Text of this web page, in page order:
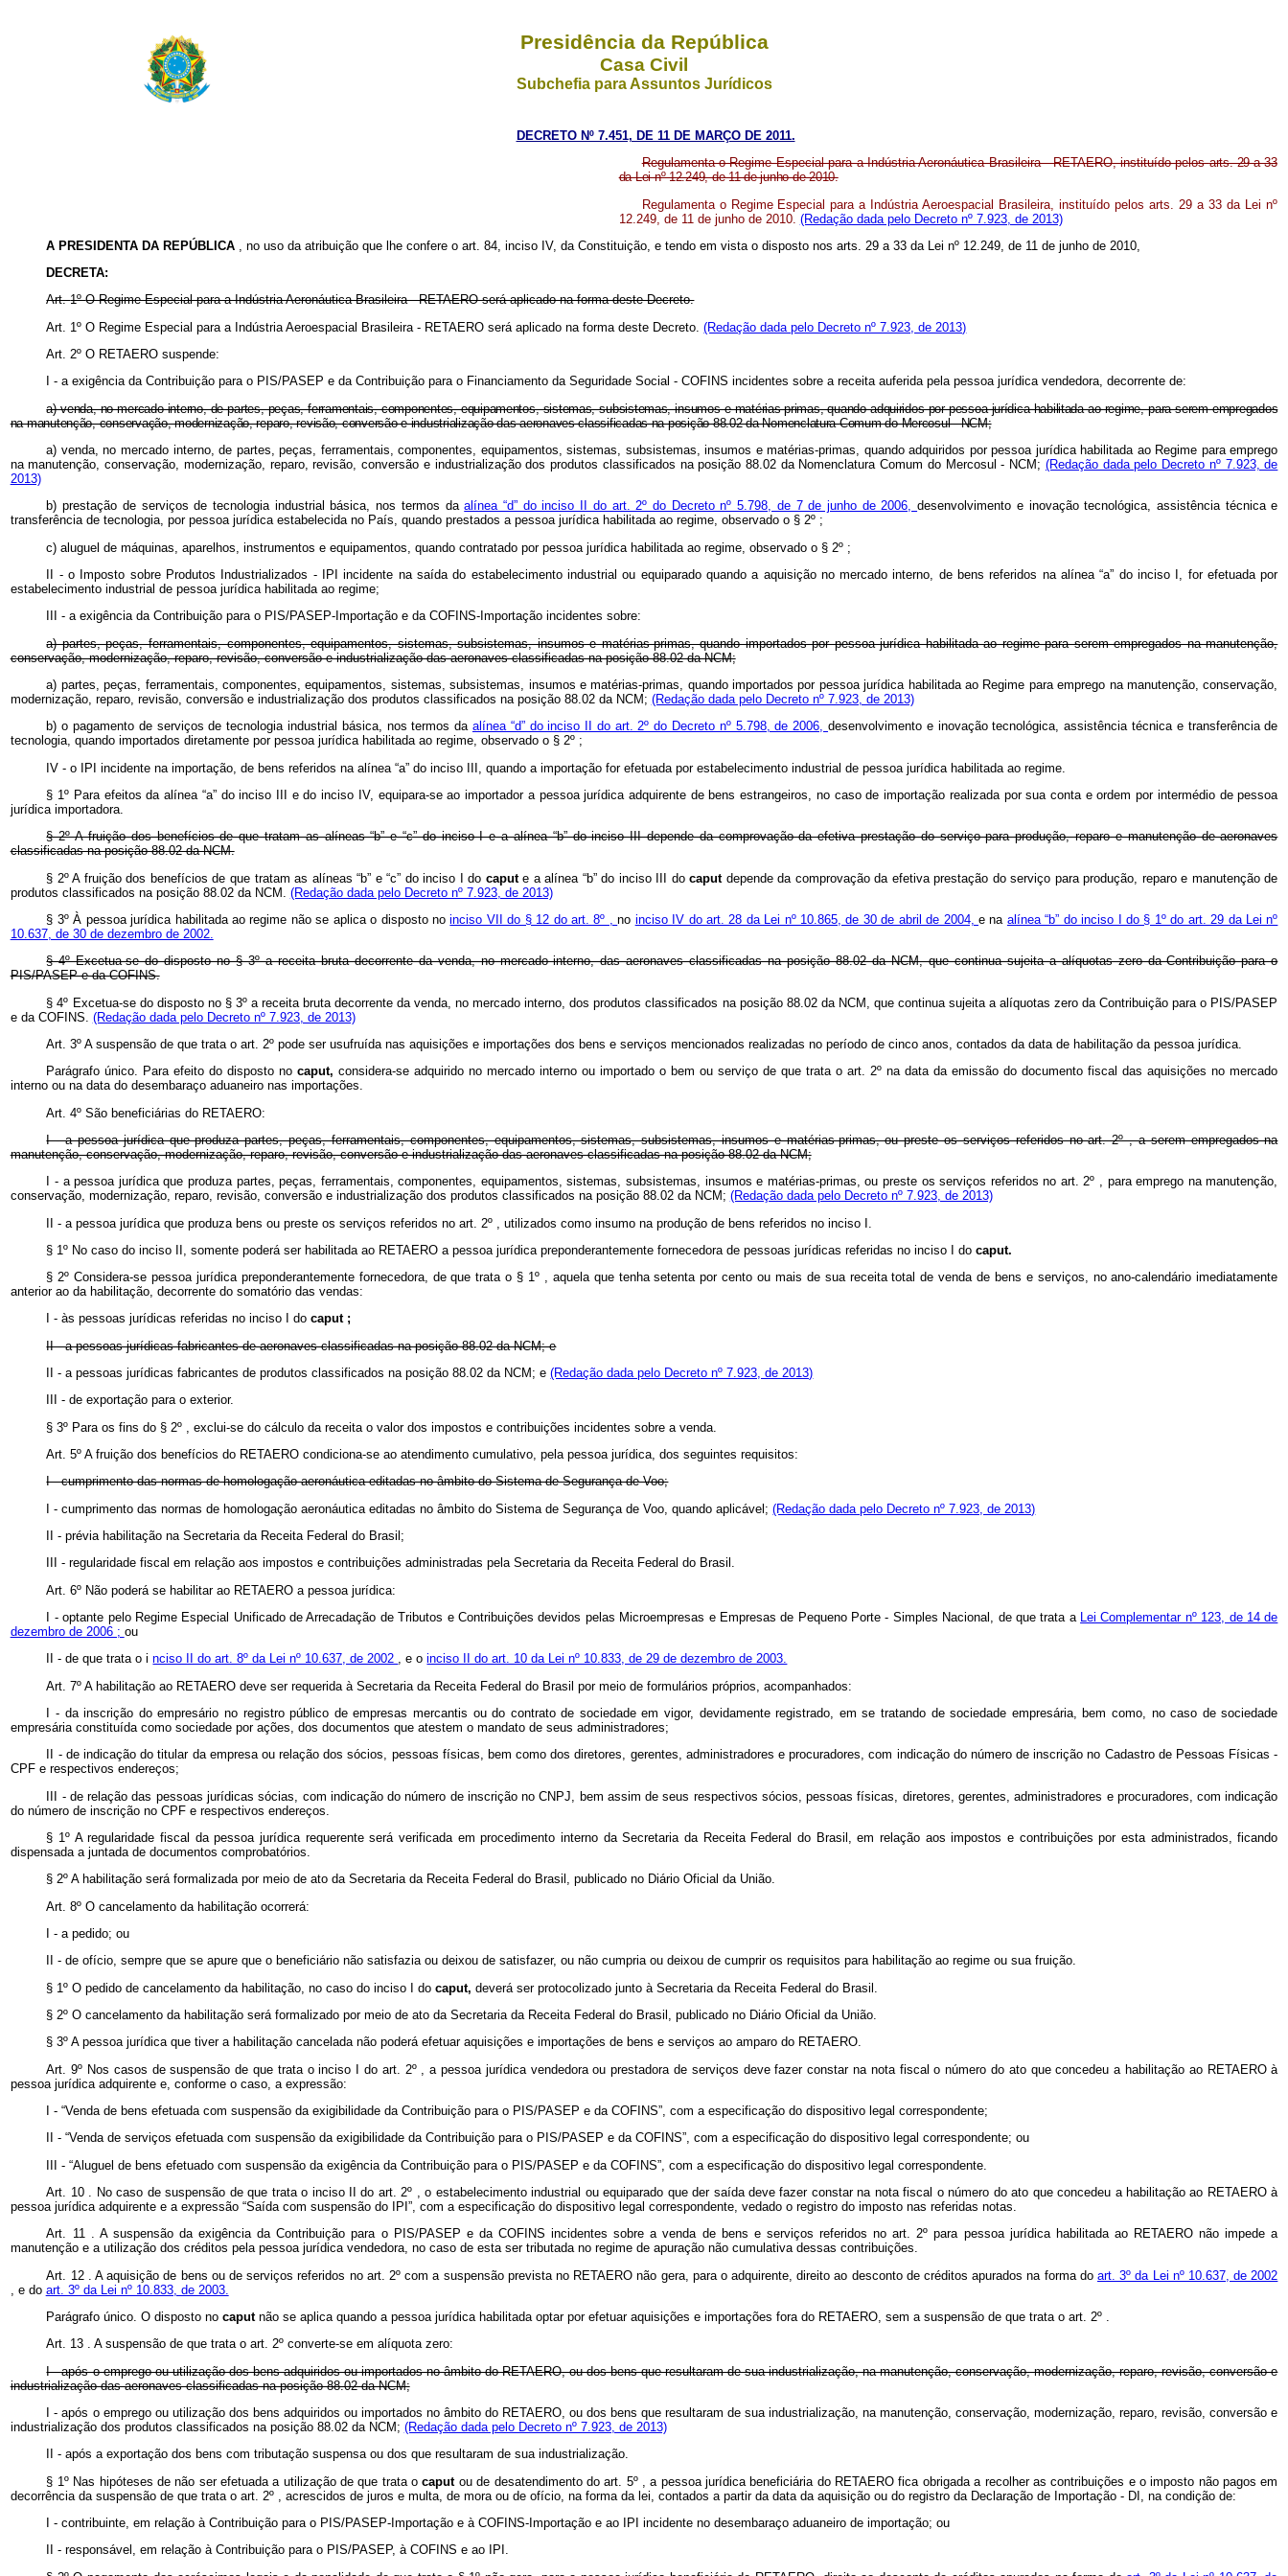
Presidência da República
Casa Civil
Subchefia para Assuntos Jurídicos
DECRETO Nº 7.451, DE 11 DE MARÇO DE 2011.
Regulamenta o Regime Especial para a Indústria Aeronáutica Brasileira - RETAERO, instituído pelosarts. 29 a 33
da Lei nº 12.249, de 11 de junho de 2010.
Regulamenta o Regime Especial para a Indústria Aeroespacial Brasileira, instituído pelos arts. 29 a 33 da Lei nº
12.249, de 11 de junho de 2010. (Redação dada pelo Decreto nº 7.923, de 2013)
A PRESIDENTA DA REPÚBLICA
, no uso da atribuição que lhe confere o art. 84, inciso IV, da Constituição, e tendo em vista o disposto nos arts. 29 a 33 da Lei nº 12.249, de 11 de junho de 2010,
DECRETA:
Art.1ºO Regime Especial para a Indústria Aeronáutica Brasileira - RETAERO será aplicado na forma deste Decreto.
Art. 1º O Regime Especial para a Indústria Aeroespacial Brasileira - RETAERO será aplicado na forma deste Decreto.(Redação dada pelo Decreto nº 7.923, de 2013)
Art. 2ºO RETAERO suspende:
I - a exigência da Contribuição para o PIS/PASEP e da Contribuição para o Financiamento da Seguridade Social - COFINS incidentes sobre a receita auferida pela pessoa jurídica vendedora, decorrente de:
a) venda, no mercado interno, de partes, peças, ferramentais, componentes, equipamentos, sistemas, subsistemas, insumos e matérias-primas, quando adquiridos por pessoa jurídica habilitada ao regime, para serem empregados
na manutenção, conservação, modernização, reparo, revisão, conversão e industrialização das aeronaves classificadas na posição 88.02 da Nomenclatura Comum do Mercosul - NCM;
a) venda, no mercado interno, de partes, peças, ferramentais, componentes, equipamentos, sistemas, subsistemas, insumos e matérias-primas, quando adquiridos por pessoa jurídica habilitada ao Regime para emprego
na manutenção, conservação, modernização, reparo, revisão, conversão e industrialização dos produtos classificados na posição 88.02 da Nomenclatura Comum do Mercosul - NCM; (Redação dada pelo Decreto nº 7.923, de
2013)
b) prestação de serviços de tecnologia industrial básica, nos termos daalínea “d” do inciso II do art. 2º do Decreto nº 5.798, de 7 de junho de 2006,desenvolvimento e inovação tecnológica, assistência técnica e
transferência de tecnologia, por pessoa jurídica estabelecida no País, quando prestados a pessoa jurídica habilitada ao regime, observado o § 2º ;
c) aluguel de máquinas, aparelhos, instrumentos e equipamentos, quando contratado por pessoa jurídica habilitada ao regime, observado o § 2º ;
II - o Imposto sobre Produtos Industrializados - IPI incidente na saída do estabelecimento industrial ou equiparado quando a aquisição no mercado interno, de bens referidos na alínea “a” do inciso I, for efetuada por
estabelecimento industrial de pessoa jurídica habilitada ao regime;
III - a exigência da Contribuição para o PIS/PASEP-Importação e da COFINS-Importação incidentes sobre:
a) partes, peças, ferramentais, componentes, equipamentos, sistemas, subsistemas, insumos e matérias-primas, quando importados por pessoa jurídica habilitada ao regime para serem empregados na manutenção,
conservação, modernização, reparo, revisão, conversão e industrialização das aeronaves classificadas na posição 88.02 da NCM;
a) partes, peças, ferramentais, componentes, equipamentos, sistemas, subsistemas, insumos e matérias-primas, quando importados por pessoa jurídica habilitada ao Regime para emprego na manutenção, conservação,
modernização, reparo, revisão, conversão e industrialização dos produtos classificados na posição 88.02 da NCM; (Redação dada pelo Decreto nº 7.923, de 2013)
b) o pagamento de serviços de tecnologia industrial básica, nos termos da alínea “d” do inciso II do art. 2º do Decreto nº 5.798, de 2006,desenvolvimento e inovação tecnológica, assistência técnica e transferência de
tecnologia, quando importados diretamente por pessoa jurídica habilitada ao regime, observado o § 2º ;
IV - o IPI incidente na importação, de bens referidos na alínea “a” do inciso III, quando a importação for efetuada por estabelecimento industrial de pessoa jurídica habilitada ao regime.
§ 1º Para efeitos da alínea “a” do inciso III e do inciso IV, equipara-se ao importador a pessoa jurídica adquirente de bens estrangeiros, no caso de importação realizada por sua conta e ordem por intermédio de pessoa
jurídica importadora.
§ 2º A fruição dos benefícios de que tratam as alíneas “b” e “c” do inciso I e a alínea “b” do inciso III depende da comprovação da efetiva prestação do serviço para produção, reparo e manutenção de aeronaves
classificadas na posição 88.02 da NCM.
§ 2º A fruição dos benefícios de que tratam as alíneas “b” e “c” do inciso I do capute a alínea “b” do inciso III docaput depende da comprovação da efetiva prestação do serviço para produção, reparo e manutenção de
produtos classificados na posição 88.02 da NCM. (Redação dada pelo Decreto nº 7.923, de 2013)
§ 3º À pessoa jurídica habilitada ao regime não se aplica o disposto noinciso VII do § 12 do art. 8º ,no inciso IV do art. 28 da Lei nº 10.865, de 30 de abril de 2004,e na alínea “b” do inciso I do § 1º do art. 29 da Lei nº
10.637, de 30 de dezembro de 2002.
§ 4º Excetua-se do disposto no § 3º a receita bruta decorrente da venda, no mercado interno, das aeronaves classificadas na posição 88.02 da NCM, que continua sujeita a alíquotas zero da Contribuição para o
PIS/PASEP e da COFINS.
§ 4º Excetua-se do disposto no § 3º a receita bruta decorrente da venda, no mercado interno, dos produtos classificados na posição 88.02 da NCM, que continua sujeita a alíquotas zero da Contribuição para o PIS/PASEP
e da COFINS. (Redação dada pelo Decreto nº 7.923, de 2013)
Art.3ºA suspensão de que trata o art. 2ºpode ser usufruída nas aquisições e importações dos bens e serviços mencionados realizadas no período de cinco anos, contados da data de habilitação da pessoa jurídica.
Parágrafo único. Para efeito do disposto nocaput,considera-se adquirido no mercado interno ou importado o bem ou serviço de que trata o art. 2º na data da emissão do documento fiscal das aquisições no mercado
interno ou na data do desembaraço aduaneiro nas importações.
Art. 4º São beneficiárias do RETAERO:
I - a pessoa jurídica que produza partes, peças, ferramentais, componentes, equipamentos, sistemas, subsistemas, insumos e matérias-primas, ou preste os serviços referidos no art. 2º , a serem empregados na
manutenção, conservação, modernização, reparo, revisão, conversão e industrialização das aeronaves classificadas na posição 88.02 da NCM;
I - a pessoa jurídica que produza partes, peças, ferramentais, componentes, equipamentos, sistemas, subsistemas, insumos e matérias-primas, ou preste os serviços referidos no art. 2º , para emprego na manutenção,
conservação, modernização, reparo, revisão, conversão e industrialização dos produtos classificados na posição 88.02 da NCM; (Redação dada pelo Decreto nº 7.923, de 2013)
II - a pessoa jurídica que produza bens ou preste os serviços referidos no art. 2º , utilizados como insumo na produção de bens referidos no inciso I.
§ 1º No caso do inciso II, somente poderá ser habilitada ao RETAERO a pessoa jurídica preponderantemente fornecedora de pessoas jurídicas referidas no inciso I docaput.
§ 2º Considera-se pessoa jurídica preponderantemente fornecedora, de que trata o § 1º , aquela que tenha setenta por cento ou mais de sua receita total de venda de bens e serviços, no ano-calendário imediatamente
anterior ao da habilitação, decorrente do somatório das vendas:
I - às pessoas jurídicas referidas no inciso I docaput ;
II - a pessoas jurídicas fabricantes de aeronaves classificadas na posição 88.02 da NCM; e
II - a pessoas jurídicas fabricantes de produtos classificados na posição 88.02 da NCM; e(Redação dada pelo Decreto nº 7.923, de 2013)
III - de exportação para o exterior.
§ 3º Para os fins do § 2º , exclui-se do cálculo da receita o valor dos impostos e contribuições incidentes sobre a venda.
Art. 5º A fruição dos benefícios do RETAERO condiciona-se ao atendimento cumulativo, pela pessoa jurídica, dos seguintes requisitos:
I - cumprimento das normas de homologação aeronáutica editadas no âmbito do Sistema de Segurança de Voo;
I - cumprimento das normas de homologação aeronáutica editadas no âmbito do Sistema de Segurança de Voo, quando aplicável;(Redação dada pelo Decreto nº 7.923, de 2013)
II - prévia habilitação na Secretaria da Receita Federal do Brasil;
III - regularidade fiscal em relação aos impostos e contribuições administradas pela Secretaria da Receita Federal do Brasil.
Art. 6º Não poderá se habilitar ao RETAERO a pessoa jurídica:
I - optante pelo Regime Especial Unificado de Arrecadação de Tributos e Contribuições devidos pelas Microempresas e Empresas de Pequeno Porte - Simples Nacional, de que trata a Lei Complementar nº 123, de 14 de
dezembro de 2006 ; ou
II - de que trata o inciso II do art. 8º da Lei nº 10.637, de 2002 , e oinciso II do art. 10 da Lei nº 10.833, de 29 de dezembro de 2003.
Art. 7º A habilitação ao RETAERO deve ser requerida à Secretaria da Receita Federal do Brasil por meio de formulários próprios, acompanhados:
I - da inscrição do empresário no registro público de empresas mercantis ou do contrato de sociedade em vigor, devidamente registrado, em se tratando de sociedade empresária, bem como, no caso de sociedade
empresária constituída como sociedade por ações, dos documentos que atestem o mandato de seus administradores;
II - de indicação do titular da empresa ou relação dos sócios, pessoas físicas, bem como dos diretores, gerentes, administradores e procuradores, com indicação do número de inscrição no Cadastro de Pessoas Físicas -
CPF e respectivos endereços;
III - de relação das pessoas jurídicas sócias, com indicação do número de inscrição no CNPJ, bem assim de seus respectivos sócios, pessoas físicas, diretores, gerentes, administradores e procuradores, com indicação
do número de inscrição no CPF e respectivos endereços.
§ 1º A regularidade fiscal da pessoa jurídica requerente será verificada em procedimento interno da Secretaria da Receita Federal do Brasil, em relação aos impostos e contribuições por esta administrados, ficando
dispensada a juntada de documentos comprobatórios.
§ 2º A habilitação será formalizada por meio de ato da Secretaria da Receita Federal do Brasil, publicado no Diário Oficial da União.
Art. 8º O cancelamento da habilitação ocorrerá:
I - a pedido; ou
II - de ofício, sempre que se apure que o beneficiário não satisfazia ou deixou de satisfazer, ou não cumpria ou deixou de cumprir os requisitos para habilitação ao regime ou sua fruição.
§ 1º O pedido de cancelamento da habilitação, no caso do inciso I docaput,deverá ser protocolizado junto à Secretaria da Receita Federal do Brasil.
§ 2º O cancelamento da habilitação será formalizado por meio de ato da Secretaria da Receita Federal do Brasil, publicado no Diário Oficial da União.
§ 3º A pessoa jurídica que tiver a habilitação cancelada não poderá efetuar aquisições e importações de bens e serviços ao amparo do RETAERO.
Art. 9º Nos casos de suspensão de que trata o inciso I do art. 2º
, a pessoa jurídica vendedora ou prestadora de serviços deve fazer constar na nota fiscal o número do ato que concedeu a habilitação ao RETAERO à
pessoa jurídica adquirente e, conforme o caso, a expressão:
I - “Venda de bens efetuada com suspensão da exigibilidade da Contribuição para o PIS/PASEP e da COFINS”, com a especificação do dispositivo legal correspondente;
II - “Venda de serviços efetuada com suspensão da exigibilidade da Contribuição para o PIS/PASEP e da COFINS”, com a especificação do dispositivo legal correspondente; ou
III - “Aluguel de bens efetuado com suspensão da exigência da Contribuição para o PIS/PASEP e da COFINS”, com a especificação do dispositivo legal correspondente.
Art. 10 . No caso de suspensão de que trata o inciso II do art.2º , o estabelecimento industrial ou equiparado que der saída deve fazer constar na nota fiscal o número do ato que concedeu a habilitação ao RETAERO à
pessoa jurídica adquirente e a expressão “Saída com suspensão do IPI”, com a especificação do dispositivo legal correspondente, vedado o registro do imposto nas referidas notas.
Art. 11 . A suspensão da exigência da Contribuição para o PIS/PASEP e da COFINS incidentes sobre a venda de bens e serviços referidos no art. 2º para pessoa jurídica habilitada ao RETAERO não impede a
manutenção e a utilização dos créditos pela pessoa jurídica vendedora, no caso de esta ser tributada no regime de apuração não cumulativa dessas contribuições.
Art. 12 . A aquisição de bens ou de serviços referidos no art. 2º com a suspensão prevista no RETAERO não gera, para o adquirente, direito ao desconto de créditos apurados na forma doart. 3º da Lei nº 10.637, de 2002
, e do art. 3º da Lei nº 10.833, de 2003.
Parágrafo único. O disposto nocaputnão se aplica quando a pessoa jurídica habilitada optar por efetuar aquisições e importações fora do RETAERO, sem a suspensão de que trata o art. 2º
Art. 13 . A suspensão de que trata o art.2ºconverte-se em alíquota zero:
I - após o emprego ou utilização dos bens adquiridos ou importados no âmbito do RETAERO, ou dos bens que resultaram de sua industrialização, na manutenção, conservação, modernização, reparo, revisão, conversão e
industrialização das aeronaves classificadas na posição 88.02 da NCM;
I - após o emprego ou utilização dos bens adquiridos ou importados no âmbito do RETAERO, ou dos bens que resultaram de sua industrialização, na manutenção, conservação, modernização, reparo, revisão, conversão e
industrialização dos produtos classificados na posição 88.02 da NCM; (Redação dada pelo Decreto nº 7.923, de 2013)
II - após a exportação dos bens com tributação suspensa ou dos que resultaram de sua industrialização.
§ 1º Nas hipóteses de não ser efetuada a utilização de que trata ocaput ou de desatendimento do art. 5º , a pessoa jurídica beneficiária do RETAERO fica obrigada a recolher as contribuições e o imposto não pagos em
decorrência da suspensão de que trata o art. 2º
, acrescidos de juros e multa, de mora ou de ofício, na forma da lei, contados a partir da data da aquisição ou do registro da Declaração de Importação - DI, na condição de:
I - contribuinte, em relação à Contribuição para o PIS/PASEP-Importação e à COFINS-Importação e ao IPI incidente no desembaraço aduaneiro de importação; ou
II - responsável, em relação à Contribuição para o PIS/PASEP, à COFINS e ao IPI.